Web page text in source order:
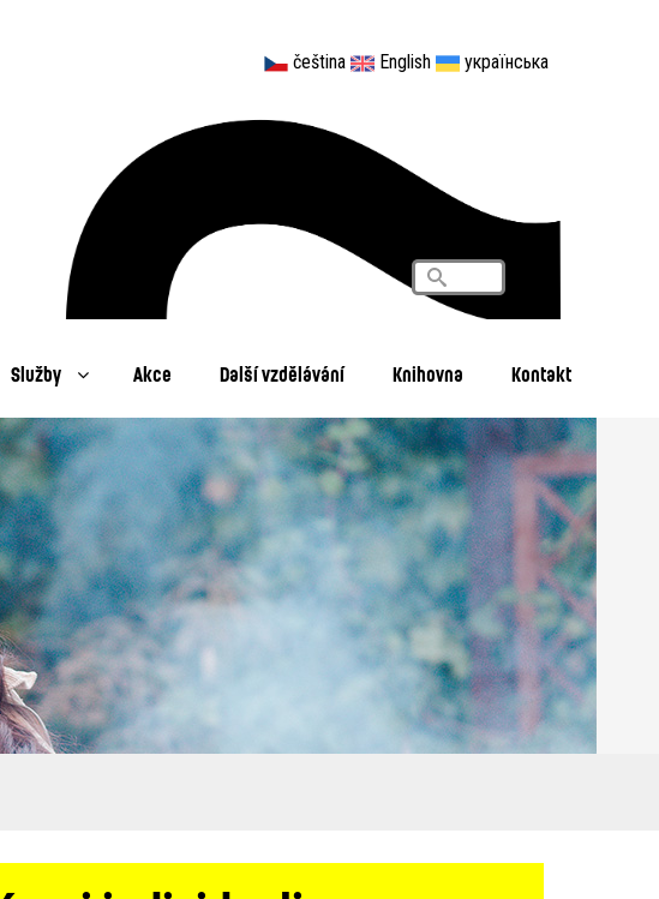
čeština English українська
Vyhledávání
Search
Služby Akce Další vzdělávání Knihovna Kontakt